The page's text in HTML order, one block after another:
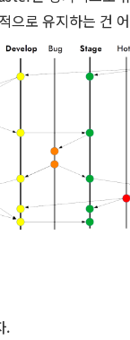
로 유지하는 건
.